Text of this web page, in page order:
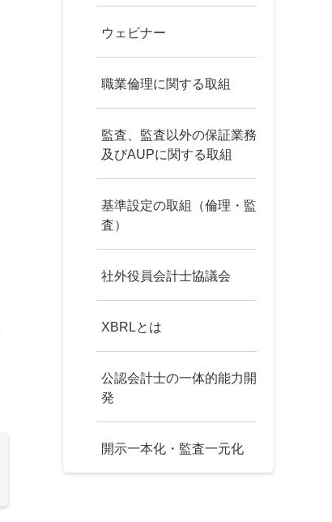
ウェビナー
職業倫理に関する取組
監査、監査以外の保証業務
及びAUPに関する取組
基準設定の取組（倫理・監
査）
社外役員会計士協議会
XBRLとは
公認会計士の一体的能力開
発
開示一本化・監査一元化